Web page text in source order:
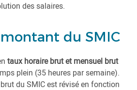
des salaires.
du SMIC
taux horaire brut et mensuel brut
plein (35 heures par semaine).
du SMIC est révisé en fonction